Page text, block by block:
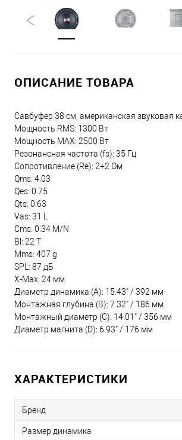
ОПИСАНИЕ ТОВАРА
Савбуфер 38 см, американская звуковая
Мощность RMS: 1300 Вт
Мощность MAX: 2500 Вт
Резонансная частота (fs): 35 Гц
Сопротивление (Re): 2+2 Ом
Qms: 4.03
Qes: 0.75
Qts: 0.63
Vas: 31 L
Cms: 0.34 M/N
Bl: 22 T
Mms: 407 g
SPL: 87 дБ
X-Max: 24 мм
Диаметр динамика (A): 15.43" / 392 мм
Монтажная глубина (B): 7.32" / 186 мм
Монтажный диаметр (C): 14.01" / 356 мм
Диаметр магнита (D): 6.93" / 176 мм
ХАРАКТЕРИСТИКИ
Бренд
Размер динамика